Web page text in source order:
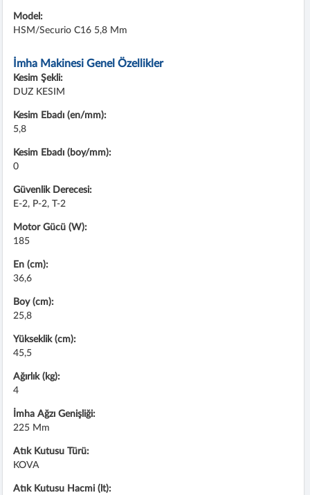
Model:
HSM/Securio C16 5,8 Mm
İmha Makinesi Genel Özellikler
Kesim Şekli:
DUZ KESIM
Kesim Ebadı (en/mm):
5,8
Kesim Ebadı (boy/mm):
0
Güvenlik Derecesi:
E-2, P-2, T-2
Motor Gücü (W):
185
En (cm):
36,6
Boy (cm):
25,8
Yükseklik (cm):
45,5
Ağırlık (kg):
4
İmha Ağzı Genişliği:
225 Mm
Atık Kutusu Türü:
KOVA
Atık Kutusu Hacmi (lt):